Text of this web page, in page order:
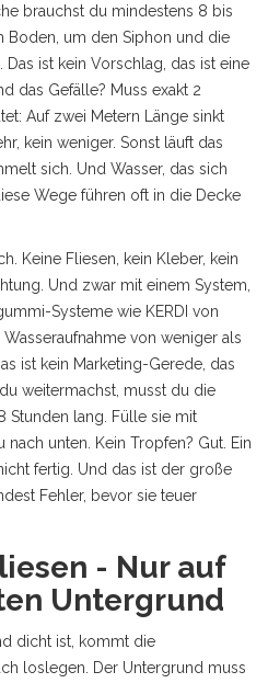
brauchst du mindestens 8 bis
Boden, um den Siphon und die
ist kein Vorschlag, das ist eine
das Gefälle? Muss exakt 2
Auf zwei Metern Länge sinkt
kein weniger. Sonst läuft das
sich. Und Wasser, das sich
Wege führen oft in die Decke
Keine Fliesen, kein Kleber, kein
Und zwar mit einem System,
Systeme wie KERDI von
von weniger als
ist kein Marketing-Gerede, das
weitermachst, musst du die
Stunden lang. Fülle sie mit
nach unten. Kein Tropfen? Gut. Ein
fertig. Und das ist der große
Fehler, bevor sie teuer
- Nur auf
Untergrund
dicht ist, kommt die
loslegen. Der Untergrund muss